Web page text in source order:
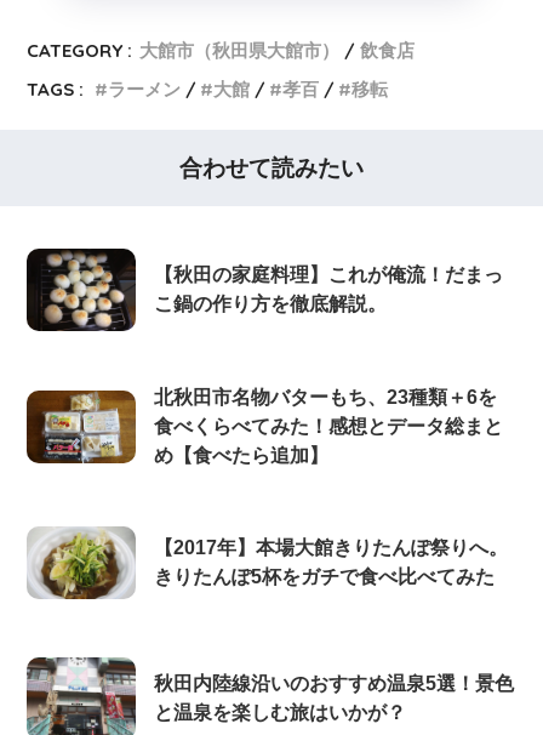
CATEGORY : 大館市（秋田県大館市）
飲食店
TAGS :
ラーメン 大館 孝百 移転
合わせて読みたい
【秋田の家庭料理】これが俺流！だまっ
こ鍋の作り方を徹底解説。
北秋田市名物バターもち、23種類＋6を
食べくらべてみた！感想とデータ総まと
め【食べたら追加】
【2017年】本場大館きりたんぽ祭りへ。
きりたんぽ5杯をガチで食べ比べてみた
秋田内陸線沿いのおすすめ温泉5選！景色
と温泉を楽しむ旅はいかが？